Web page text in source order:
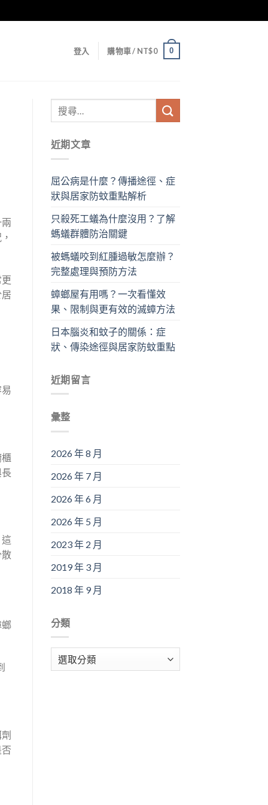
登入 購物車 / NT$0 0
近期文章
屈公病是什麼？傳播途徑、症
狀與居家防蚊重點解析
只殺死工蟻為什麼沒用？了解
螞蟻群體防治關鍵
被螞蟻咬到紅腫過敏怎麼辦？
完整處理與預防方法
蟑螂屋有用嗎？一次看懂效
果、限制與更有效的滅蟑方法
日本腦炎和蚊子的關係：症
狀、傳染途徑與居家防蚊重點
近期留言
彙整
2026 年 8 月
2026 年 7 月
2026 年 6 月
2026 年 5 月
2023 年 2 月
2019 年 3 月
2018 年 9 月
分類
類